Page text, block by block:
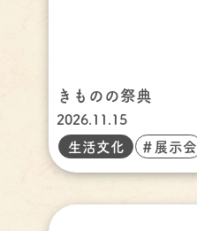
きものの祭典
2026.11.15
生活文化
＃展示会